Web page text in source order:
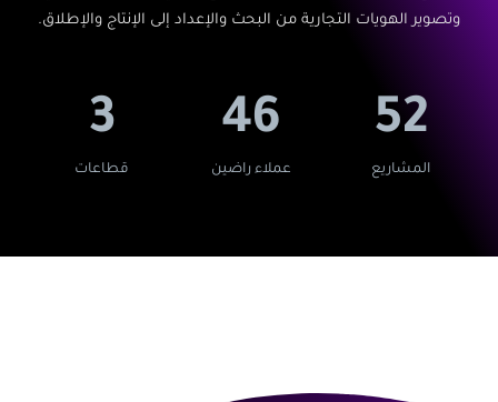
وتصوير الهويات التجارية من البحث والإعداد إلى الإنتاج والإطلاق.
المشاريع
52
عملاء راضين
46
قطاعات
3